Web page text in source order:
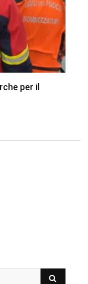
per il